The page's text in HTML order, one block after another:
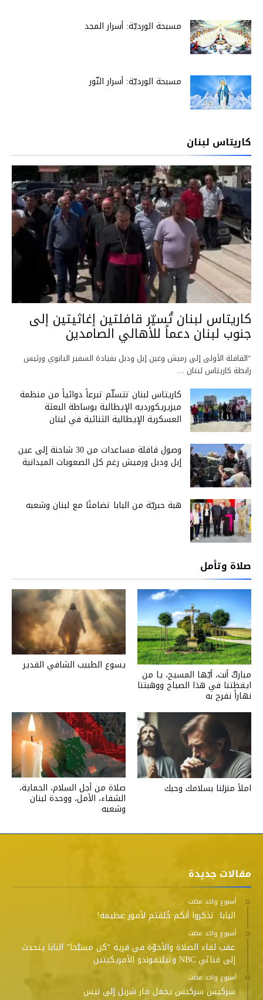
مسبحة الورديّة: أسرار المجد
مسبحة الورديّة: أسرار النّور
كاريتاس لبنان
كاريتاس لبنان تُسيّر قافلتين إغاثيتين إلى
جنوب لبنان دعماً للأهالي الصامدين
“القافلة الأولى إلى رميش وعين إبل ودبل بقيادة السفير البابوي ورئيس
رابطة كاريتاس لبنان …
كاريتاس لبنان تتسلّم تبرعاً دوائياً من منظمة
ميزيريكورديه الإيطالية بوساطة البعثة
العسكرية الإيطالية الثنائية في لبنان
وصول قافلة مساعدات من 30 شاحنة إلى عين
إبل ودبل ورميش رغم كل الصعوبات الميدانية
هبة حبريّة من البابا تضامنًا مع لبنان وشعبه
صلاة وتأمل
يسوع الطبيب الشافي القدير
مباركٌ أنت، أيّها المسيح، يا من
ايقظتنا في هذا الصباح ووهبتنا
نهاراً نفرح به
صلاة من أجل السلام، الحماية،
الشفاء، الأمل، ووحدة لبنان
وشعبه
املأ منزلنا بسلامك وحبك
مقالات جديدة
‫‫‫‏‫أسبوع واحد مضت‬
البابا: تذكروا أنكم خُلقتم لأمور عظيمة!
‫‫‫‏‫أسبوع واحد مضت‬
عقب لقاء الصلاة والأخوّة في قرية “كن مسبَّحا” البابا يتحدث
إلى قناتَي NBC وتيليموندو الأمريكيتين
‫‫‫‏‫أسبوع واحد مضت‬
سركيس سركيس يحمل مار شربل إلى نيس